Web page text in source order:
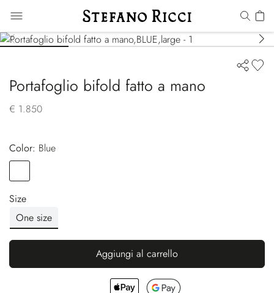
Portafoglio bifold fatto a mano
€ 1.850
Color:
blue
Size
One size
Aggiungi al carrello